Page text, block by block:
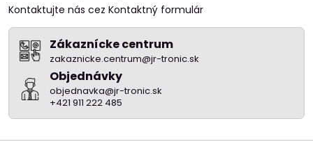
Kontaktujte nás cez Kontaktný formulár
Zákaznícke centrum
zakaznicke.centrum@jr-tronic.sk
Objednávky
objednavka@jr-tronic.sk
+421 911 222 485